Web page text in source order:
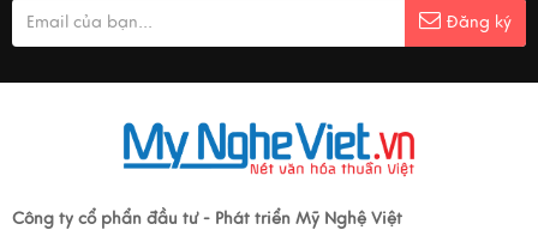
Đăng ký
Công ty cổ phẩn đầu tư - Phát triển Mỹ Nghệ Việt